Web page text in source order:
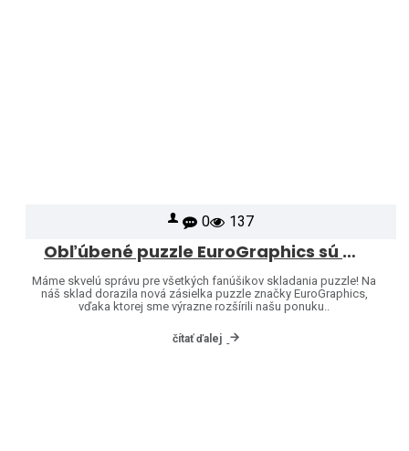
0 137
Obľúbené puzzle EuroGraphics sú opäť skladom – a ponuku sme rozšírili o ďalšie motívy!
Máme skvelú správu pre všetkých fanúšikov skladania puzzle! Na
náš sklad dorazila nová zásielka puzzle značky EuroGraphics,
vďaka ktorej sme výrazne rozšírili našu ponuku..
čítať ďalej